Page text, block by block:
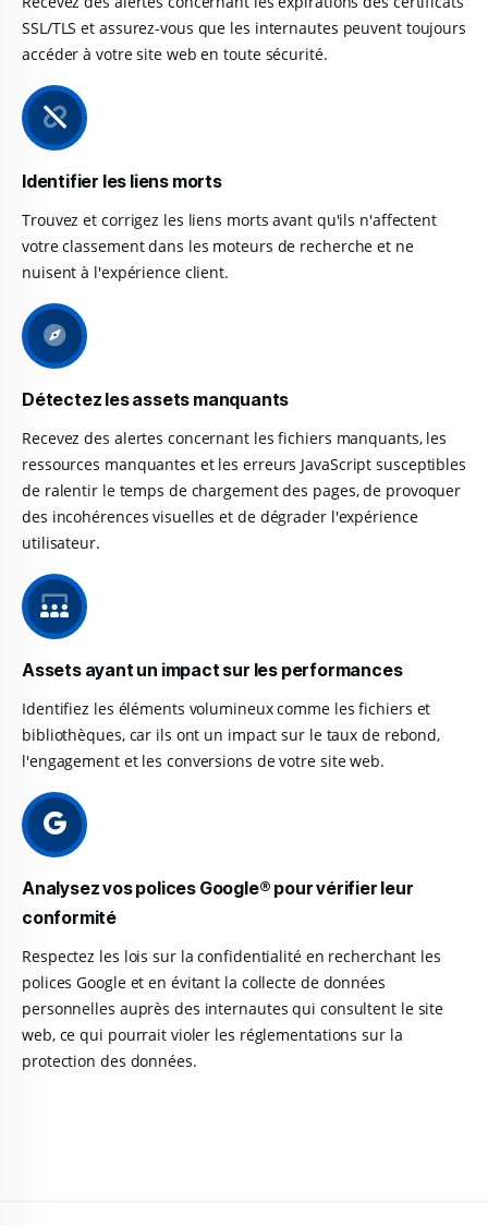
SSL/TLS et assurez-vous que les internautes peuvent toujours
accéder à votre site web en toute sécurité.
Identifier les liens morts
Trouvez et corrigez les liens morts avant qu'ils n'affectent
votre classement dans les moteurs de recherche et ne
nuisent à l'expérience client.
Détectez les assets manquants
Recevez des alertes concernant les fichiers manquants, les
ressources manquantes et les erreurs JavaScript susceptibles
de ralentir le temps de chargement des pages, de provoquer
des incohérences visuelles et de dégrader l'expérience
utilisateur.
Assets ayant un impact sur les performances
Identifiez les éléments volumineux comme les fichiers et
bibliothèques, car ils ont un impact sur le taux de rebond,
l'engagement et les conversions de votre site web.
Analysez vos polices Google® pour vérifier leur
conformité
Respectez les lois sur la confidentialité en recherchant les
polices Google et en évitant la collecte de données
personnelles auprès des internautes qui consultent le site
web, ce qui pourrait violer les réglementations sur la
protection des données.